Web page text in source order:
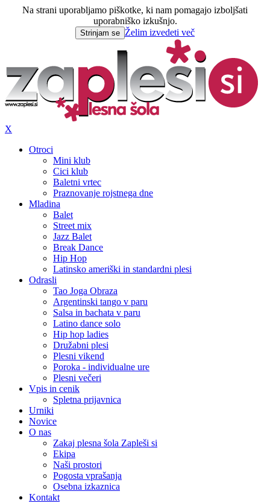
Na strani uporabljamo piškotke, ki nam pomagajo izboljšati
uporabniško izkušnjo.
Strinjam se Želim izvedeti več
X
Otroci
Mini klub
Cici klub
Baletni vrtec
Praznovanje rojstnega dne
Mladina
Balet
Street mix
Jazz Balet
Break Dance
Hip Hop
Latinsko ameriški in standardni plesi
Odrasli
Tao Joga Obraza
Argentinski tango v paru
Salsa in bachata v paru
Latino dance solo
Hip hop ladies
Družabni plesi
Plesni vikend
Poroka - individualne ure
Plesni večeri
Vpis in cenik
Spletna prijavnica
Urniki
Novice
O nas
Zakaj plesna šola Zapleši si
Ekipa
Naši prostori
Pogosta vprašanja
Osebna izkaznica
Kontakt